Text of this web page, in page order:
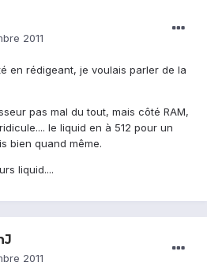
2011
en rédigeant, je voulais parler de la
pas mal du tout, mais côté RAM,
le liquid en à 512 pour un
bien quand même.
liquid....
2011